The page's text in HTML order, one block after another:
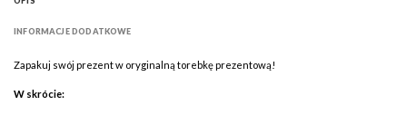
INFORMACJE DODATKOWE
Zapakuj swój prezent w oryginalną torebkę prezentową!
W skrócie: